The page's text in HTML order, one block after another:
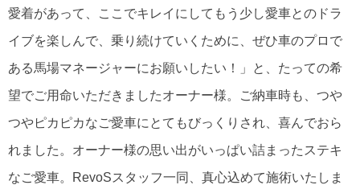
愛着があって、ここでキレイにしてもう少し愛車とのドラ
イブを楽しんで、乗り続けていくために、ぜひ車のプロで
ある馬場マネージャーにお願いしたい！」と、たっての希
望でご用命いただきましたオーナー様。ご納車時も、つや
つやピカピカなご愛車にとてもびっくりされ、喜んでおら
れました。オーナー様の思い出がいっぱい詰まったステキ
なご愛車。RevoSスタッフ一同、真心込めて施術いたしま